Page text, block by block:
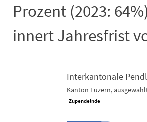
Prozent (2023:
innert Jahresfrist
Interkantonale
Interkantonale
Kanton Luzern,
Zupendelnde